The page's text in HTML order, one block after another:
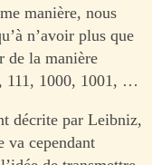
manière, nous
n’avoir plus que
de la manière
111, 1000, 1001, …
décrite par Leibniz,
va cependant